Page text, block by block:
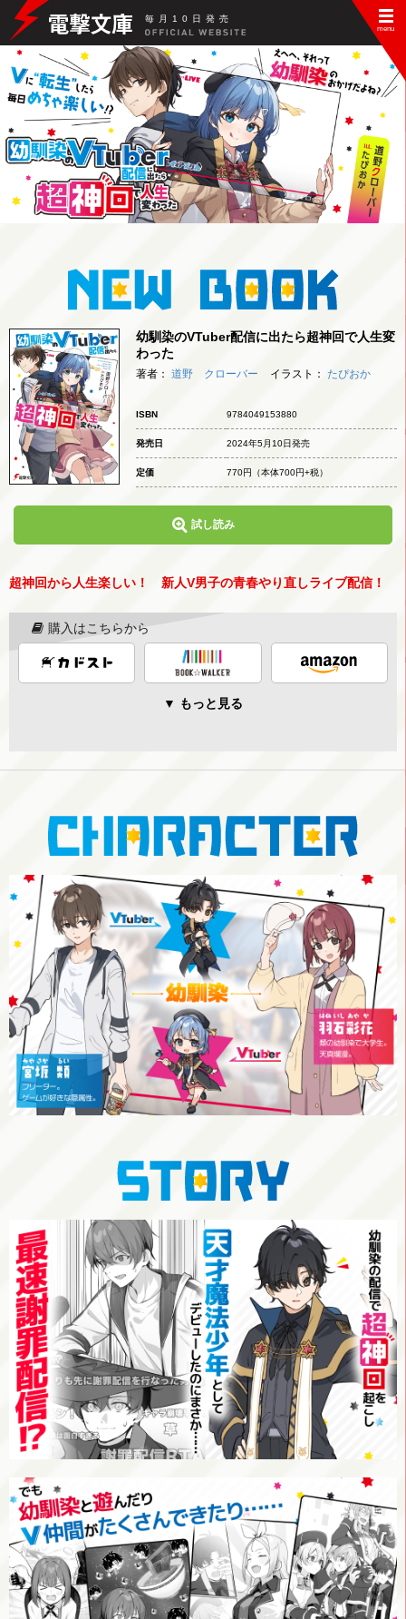
毎 月 10 日 発 売
幼馴染のVTuber配信に出たら超神回で人生変
わった
著者： 道野 クローバー イラスト： たぴおか
ISBN 9784049153880
発売日 2024年5月10日発売
定価 770円 （本体700円+税）
試し読み
超神回から人生楽しい！ 新人V男子の青春やり直しライブ配信！
購入はこちらから
▼ もっと見る